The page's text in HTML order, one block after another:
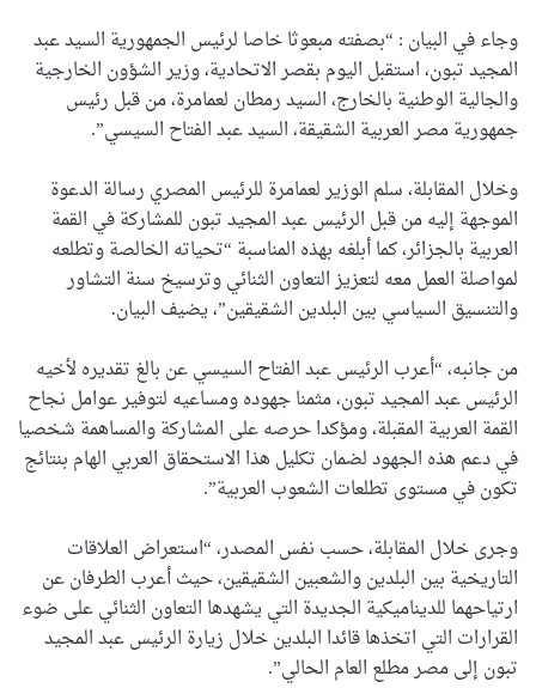
وجاء في البيان : “بصفته مبعوثا خاصا لرئيس الجمهورية السيد عبد
المجيد تبون، استقبل اليوم بقصر الاتحادية، وزير الشؤون الخارجية
والجالية الوطنية بالخارج، السيد رمطان لعمامرة، من قبل رئيس
جمهورية مصر العربية الشقيقة، السيد عبد الفتاح السيسي”.
وخلال المقابلة، سلم الوزير لعمامرة للرئيس المصري رسالة الدعوة
الموجهة إليه من قبل الرئيس عبد المجيد تبون للمشاركة في القمة
العربية بالجزائر، كما أبلغه بهذه المناسبة “تحياته الخالصة وتطلعه
لمواصلة العمل معه لتعزيز التعاون الثنائي وترسيخ سنة التشاور
والتنسيق السياسي بين البلدين الشقيقين”، يضيف البيان.
من جانبه، “أعرب الرئيس عبد الفتاح السيسي عن بالغ تقديره لأخيه
الرئيس عبد المجيد تبون، مثمنا جهوده ومساعيه لتوفير عوامل نجاح
القمة العربية المقبلة، ومؤكدا حرصه على المشاركة والمساهمة شخصيا
في دعم هذه الجهود لضمان تكليل هذا الاستحقاق العربي الهام بنتائج
تكون في مستوى تطلعات الشعوب العربية”.
وجرى خلال المقابلة، حسب نفس المصدر، “استعراض العلاقات
التاريخية بين البلدين والشعبين الشقيقين، حيث أعرب الطرفان عن
ارتياحهما للديناميكية الجديدة التي يشهدها التعاون الثنائي على ضوء
القرارات التي اتخذها قائدا البلدين خلال زيارة الرئيس عبد المجيد
تبون إلى مصر مطلع العام الحالي”.